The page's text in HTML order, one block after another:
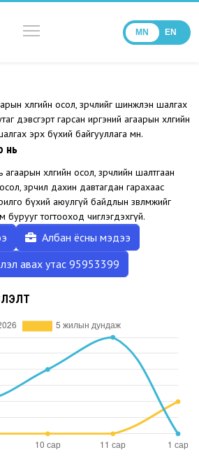
MN EN
хөлгийн осол, зөрчлийг шинжлэн шалгах
дэвсгэрт гарсан иргэний агаарын хөлгийн
эрх бүхий байгууллага мөн.
нь
хөлгийн осол, зөрчлийн шалтгаан
зөрчил дахин давтагдан гарахаас
бүхий аюулгүй байдлын зөвлөмжийг
бурууг тогтооход чиглэгдэхгүй.
Албан ёсны мэдээ
авах утас 95953399